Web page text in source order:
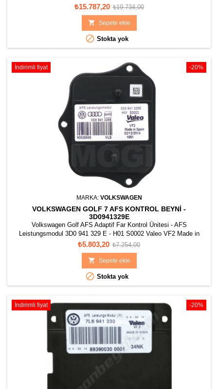
Fiyat
₺15.787,20 Normal
fiyat
₺19.734,00
 Sepete ekle
 Stokta yok
-20%
İndirimli fiyat
MARKA: VOLKSWAGEN
VOLKSWAGEN GOLF 7 AFS KONTROL BEYNI -
3D0941329E
Volkswagen Golf AFS Adaptif Far Kontrol Ünitesi - AFS
Leistungsmodul 3D0 941 329 E - H01 S0002 Valeo VF2 Made in
Spain 90025568
Fiyat
₺5.803,20 Normal
fiyat
₺7.254,00
 Sepete ekle
 Stokta yok
-20%
İndirimli fiyat